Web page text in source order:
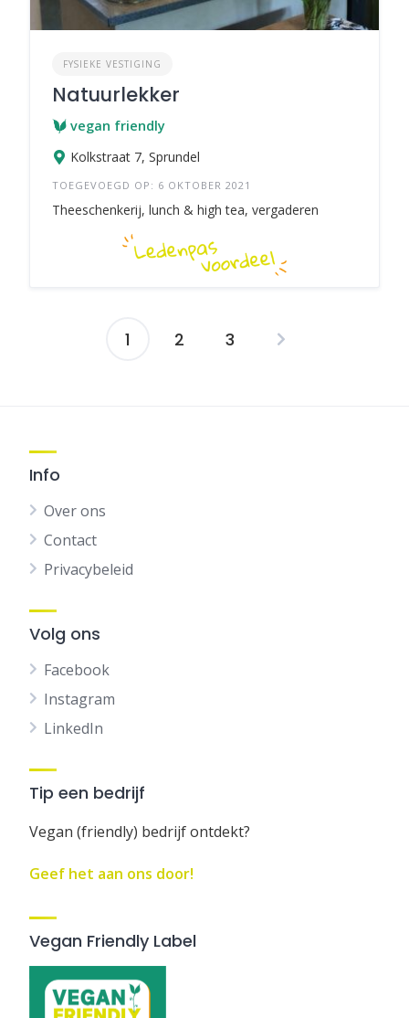
FYSIEKE VESTIGING
Natuurlekker
vegan friendly
Kolkstraat 7, Sprundel
TOEGEVOEGD OP: 6 OKTOBER 2021
Theeschenkerij, lunch & high tea, vergaderen
Berichten
1 2 3
Info
Over ons
Contact
Privacybeleid
Volg ons
Facebook
Instagram
LinkedIn
Tip een bedrijf
Vegan (friendly) bedrijf ontdekt?
Geef het aan ons door!
Vegan Friendly Label